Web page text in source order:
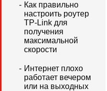
Как правильно
настроить роутер
TP-Link для
получения
максимальной
скорости
Интернет плохо
работает вечером
или на выходных